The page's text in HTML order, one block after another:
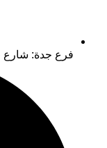
فرع جدة: شارع